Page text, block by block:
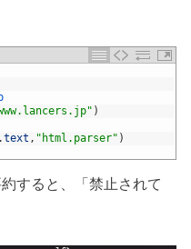
)
.text , "html.parser" )
すると、「禁止されて